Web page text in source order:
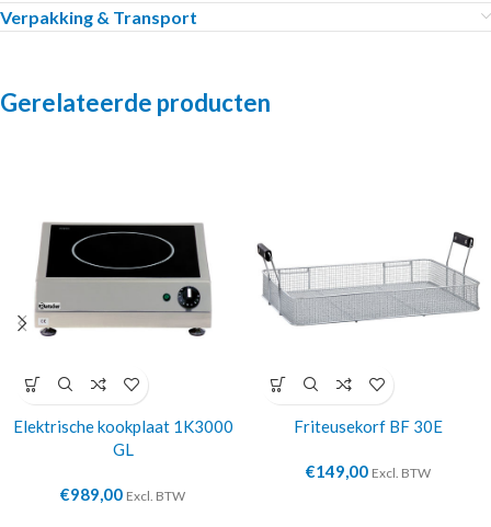
Verpakking & Transport
Gerelateerde producten
Elektrische kookplaat 1K3000
GL
€989,00 Excl. BTW
Friteusekorf BF 30E
€149,00 Excl. BTW